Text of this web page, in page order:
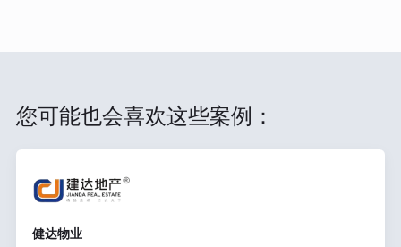
您可能也会喜欢这些案例：
健达物业